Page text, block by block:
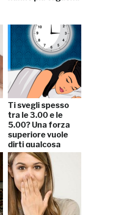
Ti svegli spesso
tra le 3.00 e le
5.00? Una forza
superiore vuole
dirti qualcosa